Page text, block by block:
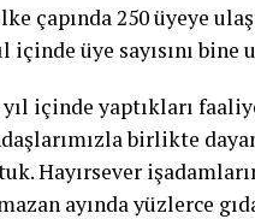
çapında 250 üyeye
içinde üye sayısını
içinde yaptıkları
birlikte
Hayırsever
ayında yüzlerce